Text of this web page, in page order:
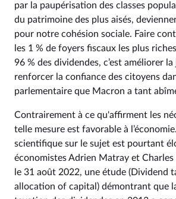
par la paupérisation des classes
du patrimoine des plus aisés,
pour notre cohésion sociale. Faire
les 1 % de foyers fiscaux les plus
96 % des dividendes, c’est améliorer
renforcer la confiance des citoyens
parlementaire que Macron a tant
Contrairement à ce qu'affirment les
telle mesure est favorable à
scientifique sur le sujet est pourtant
économistes Adrien Matray et
le 31 août 2022, une étude (Dividend
allocation of capital) démontrant que